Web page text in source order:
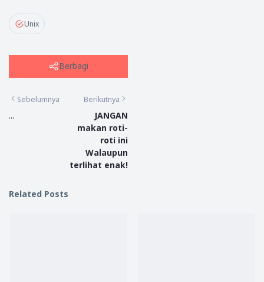
Unix
Berbagi
Sebelumnya
...
Berikutnya
JANGAN
makan roti-
roti ini
Walaupun
terlihat enak!
Related Posts